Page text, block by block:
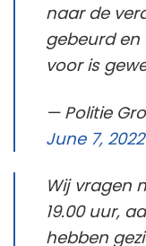
naar de
gebeurd
voor is
— Politie
June 7, 2022
Wij vragen
19.00 uur,
hebben